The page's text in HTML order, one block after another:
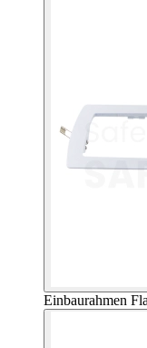
Einbaurahmen